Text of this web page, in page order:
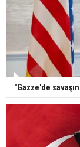
"Gazze'de